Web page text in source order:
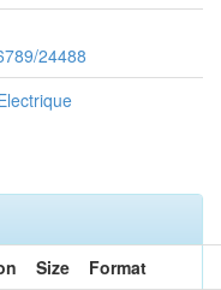
24488
Size
Format